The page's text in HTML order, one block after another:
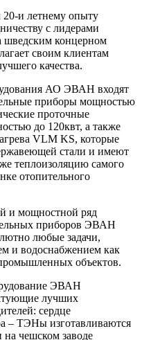
и летнему опыту
с лидерами
шведским концерном
своим клиентам
качества.
АО ЭВАН входят
приборы мощностью
проточные
до 120квт, а также
VLM KS, которые
стали и имеют
теплоизоляцию самого
отопительного
мощностной ряд
приборов ЭВАН
любые задачи,
и водоснабжением как
объектов.
ЭВАН
лучших
сердце
– ТЭНы изготавливаются
чешском заводе